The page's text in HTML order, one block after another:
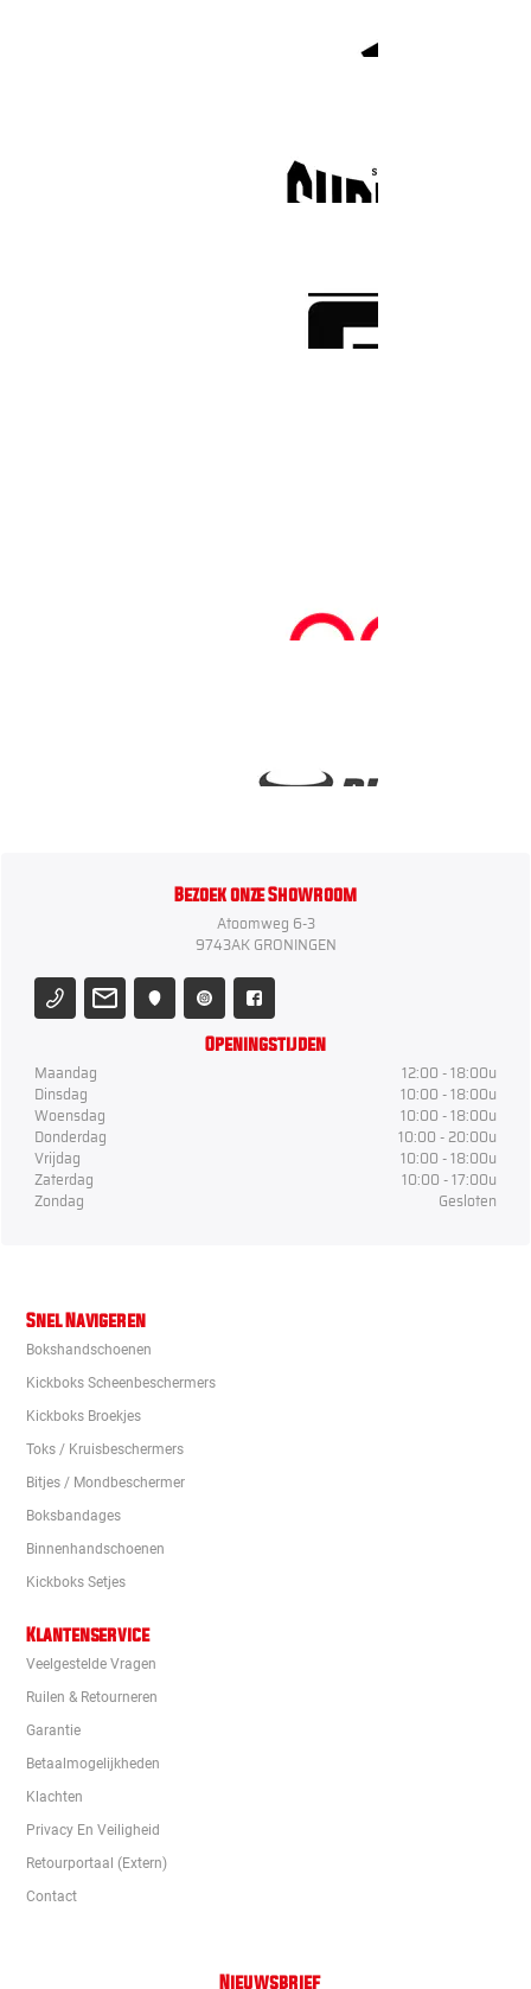
Bezoek onze Showroom
Atoomweg 6-3
9743AK GRONINGEN
Openingstijden
Maandag
12:00 - 18:00u
Dinsdag
10:00 - 18:00u
Woensdag
10:00 - 18:00u
Donderdag
10:00 - 20:00u
Vrijdag
10:00 - 18:00u
Zaterdag
10:00 - 17:00u
Zondag
Gesloten
Snel Navigeren
Bokshandschoenen
Kickboks Scheenbeschermers
Kickboks Broekjes
Toks / Kruisbeschermers
Bitjes / Mondbeschermer
Boksbandages
Binnenhandschoenen
Kickboks Setjes
Klantenservice
Veelgestelde Vragen
Ruilen & Retourneren
Garantie
Betaalmogelijkheden
Klachten
Privacy En Veiligheid
Retourportaal (extern)
Contact
Nieuwsbrief